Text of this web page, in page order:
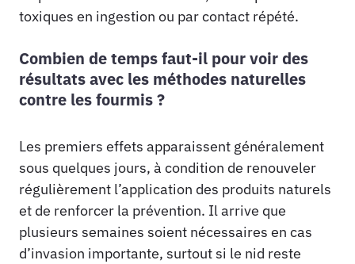
toxiques en ingestion ou par contact répété.
Combien de temps faut-il pour voir des
résultats avec les méthodes naturelles
contre les fourmis ?
Les premiers effets apparaissent généralement
sous quelques jours, à condition de renouveler
régulièrement l’application des produits naturels
et de renforcer la prévention. Il arrive que
plusieurs semaines soient nécessaires en cas
d’invasion importante, surtout si le nid reste